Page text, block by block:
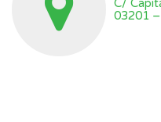
C/
03201